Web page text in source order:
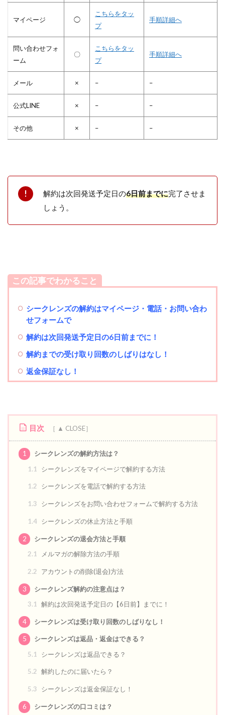
マイページ ◯
こちらをタッ
プ
手順詳細へ
問い合わせフォ
ーム
〇
こちらをタッ
プ
手順詳細へ
メール × – –
公式LINE × – –
その他 × – –
解約は次回発送予定日の6日前までに完了させま
しょう。
この記事でわかること
シークレンズの解約はマイページ・電話・お問い合わ
せフォームで
解約は次回発送予定日の6日前までに！
解約までの受け取り回数のしばりはなし！
返金保証なし！
目次
1
シークレンズの解約方法は？
1.1
シークレンズをマイページで解約する方法
1.2 シークレンズを電話で解約する方法
1.3 シークレンズをお問い合わせフォームで解約する方法
1.4 シークレンズの休止方法と手順
2
シークレンズの退会方法と手順
2.1
メルマガの解除方法の手順
2.2 アカウントの削除(退会)方法
3
シークレンズ解約の注意点は？
3.1
解約は次回発送予定日の【6日前】までに！
4 シークレンズは受け取り回数のしばりなし！
5
シークレンズは返品・返金はできる？
5.1
シークレンズは返品できる？
5.2 解約したのに届いたら？
5.3 シークレンズは返金保証なし！
6 シークレンズの口コミは？